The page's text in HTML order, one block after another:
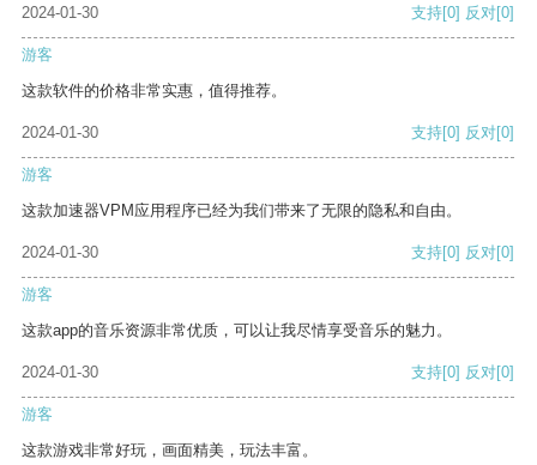
2024-01-30
支持[0] 反对[0]
游客
这款软件的价格非常实惠，值得推荐。
2024-01-30 支持[0] 反对[0]
游客
这款加速器VPM应用程序已经为我们带来了无限的隐私和自由。
2024-01-30 支持[0] 反对[0]
游客
这款app的音乐资源非常优质，可以让我尽情享受音乐的魅力。
2024-01-30 支持[0] 反对[0]
游客
这款游戏非常好玩，画面精美，玩法丰富。